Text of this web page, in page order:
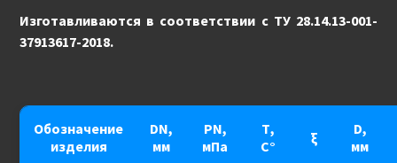
Изготавливаются в соответствии с ТУ 28.14.13-001-
37913617-2018.
Обозначение
изделия
DN,
мм
PN,
мПа
Т,
С°
ξ
D,
мм